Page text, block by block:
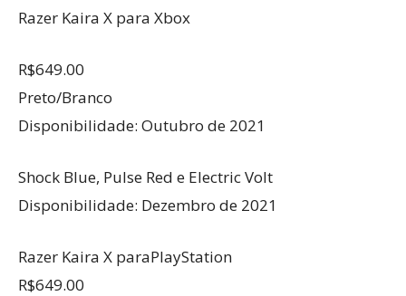
Razer Kaira X para Xbox
R$649.00
Preto/Branco
Disponibilidade: Outubro de 2021
Shock Blue, Pulse Red e Electric Volt
Disponibilidade: Dezembro de 2021
Razer Kaira X paraPlayStation
R$649.00